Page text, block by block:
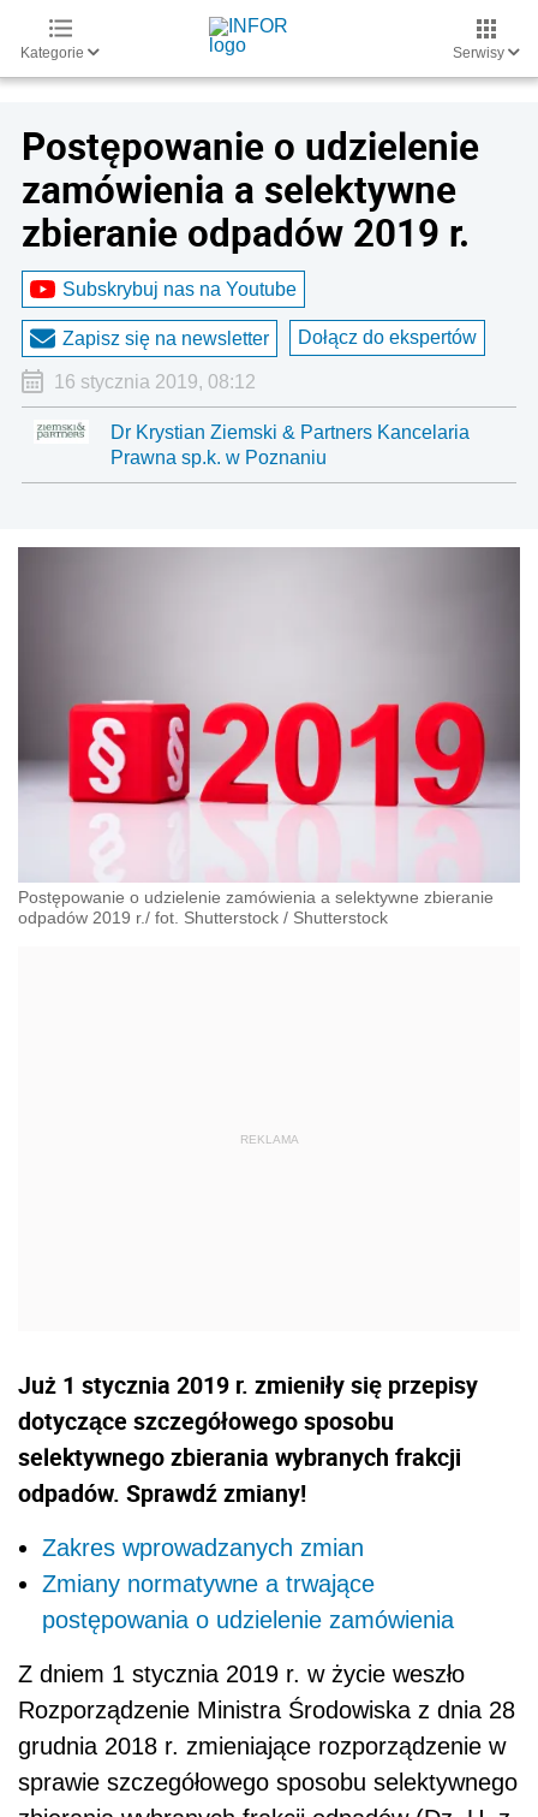
Kategorie Serwisy
Postępowanie o udzielenie
zamówienia a selektywne
zbieranie odpadów 2019 r.
Subskrybuj nas na Youtube
Zapisz się na newsletter Dołącz do ekspertów
16 stycznia 2019, 08:12
Dr Krystian Ziemski & Partners Kancelaria
Prawna sp.k. w Poznaniu
Postępowanie o udzielenie zamówienia a selektywne zbieranie
odpadów 2019 r./ fot. Shutterstock / Shutterstock
Już 1 stycznia 2019 r. zmieniły się przepisy
dotyczące szczegółowego sposobu
selektywnego zbierania wybranych frakcji
odpadów. Sprawdź zmiany!
Zakres wprowadzanych zmian
Zmiany normatywne a trwające
postępowania o udzielenie zamówienia
Z dniem 1 stycznia 2019 r. w życie weszło
Rozporządzenie Ministra Środowiska z dnia 28
grudnia 2018 r. zmieniające rozporządzenie w
sprawie szczegółowego sposobu selektywnego